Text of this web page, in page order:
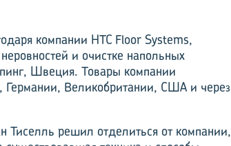
компании HTC Floor Systems,
и очистке напольных
Швеция. Товары компании
Германии, Великобритании, США и через
Тиселль решил отделиться от компании,